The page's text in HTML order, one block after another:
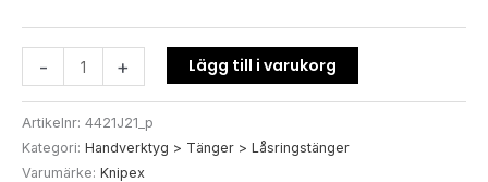
- + Lägg till i varukorg
Artikelnr: 4421J21_p
Kategori: Handverktyg > Tänger > Låsringstänger
Varumärke: Knipex